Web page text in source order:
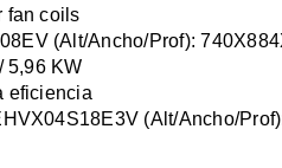
fan coils
(Alt/Ancho/Prof):
5,96KW
eficiencia
(Alt/Ancho/